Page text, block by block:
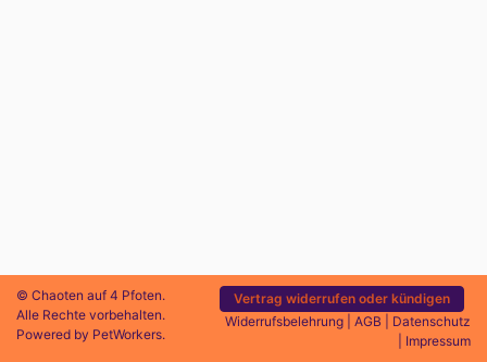
© Chaoten auf 4 Pfoten.
Alle Rechte vorbehalten.
Powered by PetWorkers.
Vertrag widerrufen oder kündigen
Widerrufsbelehrung
AGB
Datenschutz
Impressum